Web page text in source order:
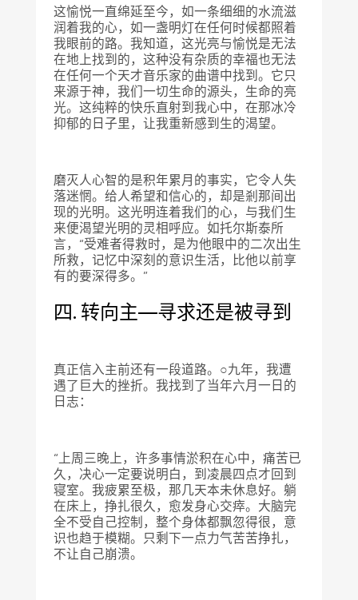
这愉悦一直绵延至今，如一条细细的水流滋
润着我的心，如一盏明灯在任何时候都照着
我眼前的路。我知道，这光亮与愉悦是无法
在地上找到的，这种没有杂质的幸福也无法
在任何一个天才音乐家的曲谱中找到。它只
来源于神，我们一切生命的源头，生命的亮
光。这纯粹的快乐直射到我心中，在那冰冷
抑郁的日子里，让我重新感到生的渴望。
磨灭人心智的是积年累月的事实，它令人失
落迷惘。给人希望和信心的，却是剎那间出
现的光明。这光明连着我们的心，与我们生
来便渴望光明的灵相呼应。如托尔斯泰所
言，“受难者得救时，是为他眼中的二次出生
所救，记忆中深刻的意识生活，比他以前享
有的要深得多。”
四. 转向主—寻求还是被寻到
真正信入主前还有一段道路。○九年，我遭
遇了巨大的挫折。我找到了当年六月一日的
日志：
“上周三晚上，许多事情淤积在心中，痛苦已
久，决心一定要说明白，到凌晨四点才回到
寝室。我疲累至极，那几天本未休息好。躺
在床上，挣扎很久，愈发身心交瘁。大脑完
全不受自己控制，整个身体都飘忽得很，意
识也趋于模糊。只剩下一点力气苦苦挣扎，
不让自己崩溃。